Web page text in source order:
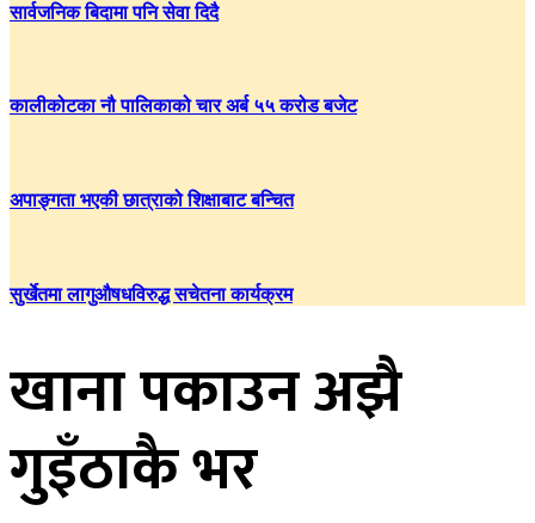
सार्वजनिक बिदामा पनि सेवा दिदै
कालीकोटका नौ पालिकाको चार अर्ब ५५ करोड बजेट
अपाङ्गता भएकी छात्राको शिक्षाबाट बन्चित
सुर्खेतमा लागुऔषधविरुद्ध सचेतना कार्यक्रम
खाना पकाउन अझै
गुइँठाकै भर